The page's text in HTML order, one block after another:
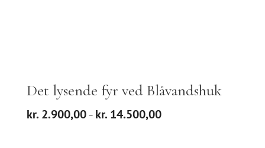
Det lysende fyr ved Blåvandshuk
kr.2.900,00 – kr.14.500,00Prisinterval: